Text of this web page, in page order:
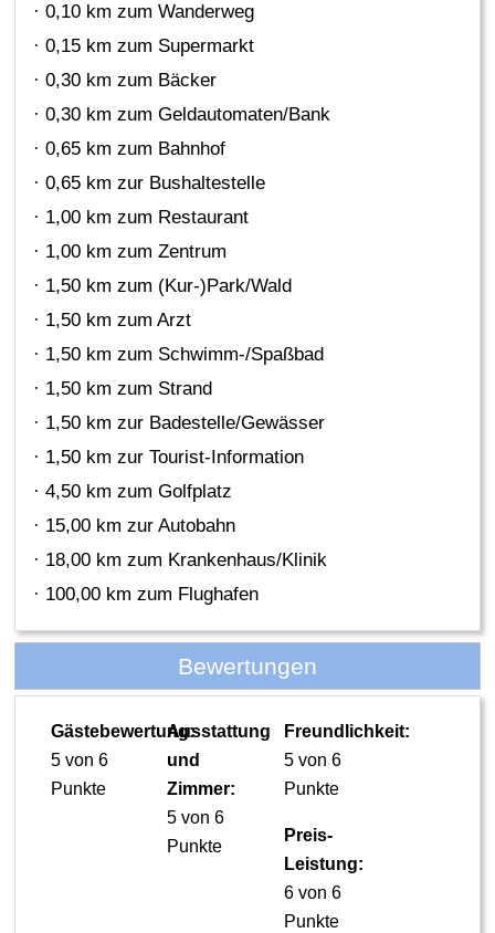
· 0,10 km zum Wanderweg
· 0,15 km zum Supermarkt
· 0,30 km zum Bäcker
· 0,30 km zum Geldautomaten/Bank
· 0,65 km zum Bahnhof
· 0,65 km zur Bushaltestelle
· 1,00 km zum Restaurant
· 1,00 km zum Zentrum
· 1,50 km zum (Kur-)Park/Wald
· 1,50 km zum Arzt
· 1,50 km zum Schwimm-/Spaßbad
· 1,50 km zum Strand
· 1,50 km zur Badestelle/Gewässer
· 1,50 km zur Tourist-Information
· 4,50 km zum Golfplatz
· 15,00 km zur Autobahn
· 18,00 km zum Krankenhaus/Klinik
· 100,00 km zum Flughafen
Bewertungen
Gästebewertung:
5 von 6
Punkte
Ausstattung
und
Zimmer:
5 von 6
Punkte
Freundlichkeit:
5 von 6
Punkte
Preis-
Leistung:
6 von 6
Punkte